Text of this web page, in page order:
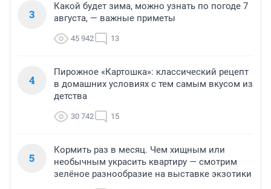
3
Какой будет зима, можно узнать по погоде 7
августа, — важные приметы
45 942 13
4
Пирожное «Картошка»: классический рецепт
в домашних условиях с тем самым вкусом из
детства
30 742 15
5
Кормить раз в месяц. Чем хищным или
необычным украсить квартиру — смотрим
зелёное разнообразие на выставке экзотики